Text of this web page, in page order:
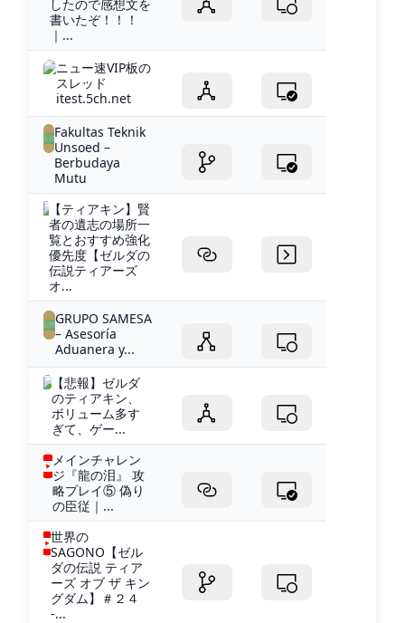
したので感想文を
書いたぞ！！！
｜...
ニュー速VIP板の
スレッド
itest.5ch.net
Fakultas Teknik
Unsoed –
Berbudaya
Mutu
【ティアキン】賢
者の遺志の場所一
覧とおすすめ強化
優先度【ゼルダの
伝説ティアーズ
オ...
GRUPO SAMESA
– Asesoría
Aduanera y...
【悲報】ゼルダ
のティアキン、
ボリューム多す
ぎて、ゲー...
メインチャレン
ジ『龍の泪』 攻
略プレイ⑤ 偽り
の臣従｜...
世界の
SAGONO【ゼル
ダの伝説 ティア
ーズ オブ ザ キン
グダム】＃２４
-...